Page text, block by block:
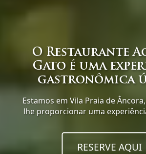
O Restaurante
Gato é uma
gastronômica
Estamos em Vila Praia de
lhe proporcionar uma
RESERVE AQUI